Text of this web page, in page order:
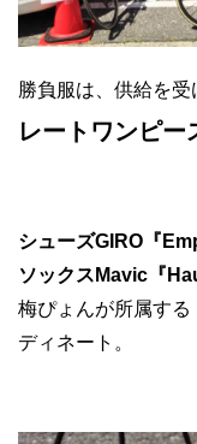
勝負服は、供給を受
レートワンピー
シューズGIRO『
ソックスMavic『
梅ぴょんが所属する
ディネート。